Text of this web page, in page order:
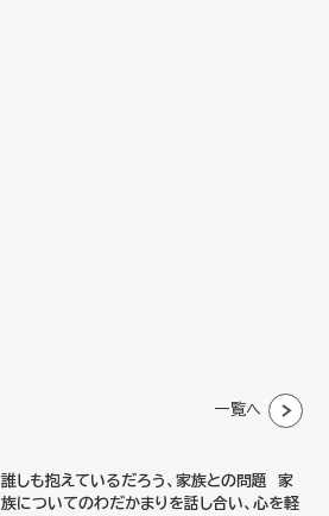
一覧へ
誰しも抱えているだろう、家族との問題 家
族についてのわだかまりを話し合い、心を軽